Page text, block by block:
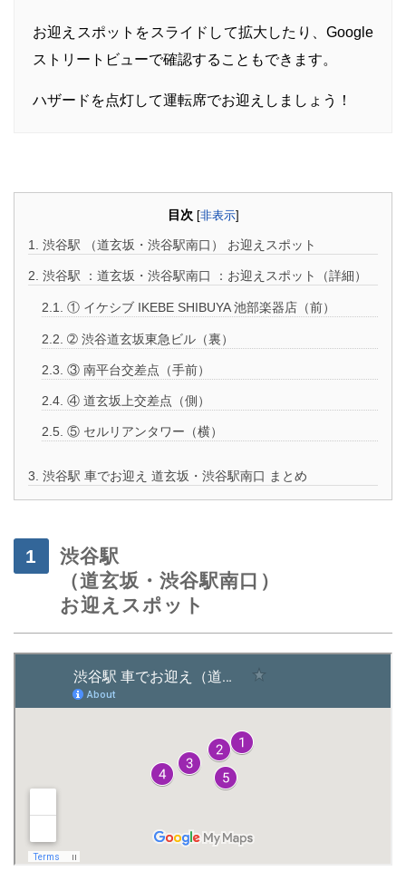
お迎えスポットをスライドして拡大したり、Google
ストリートビューで確認することもできます。
ハザードを点灯して運転席でお迎えしましょう！
目次 [非表示]
1. 渋谷駅 （道玄坂・渋谷駅南口） お迎えスポット
2. 渋谷駅 ：道玄坂・渋谷駅南口 ：お迎えスポット（詳細）
2.1. ① イケシブ IKEBE SHIBUYA 池部楽器店（前）
2.2. ➁ 渋谷道玄坂東急ビル（裏）
2.3. ③ 南平台交差点（手前）
2.4. ④ 道玄坂上交差点（側）
2.5. ⑤ セルリアンタワー（横）
3. 渋谷駅 車でお迎え 道玄坂・渋谷駅南口 まとめ
渋谷駅
（道玄坂・渋谷駅南口）
お迎えスポット